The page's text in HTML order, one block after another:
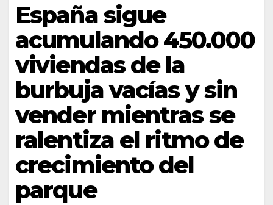
España sigue
acumulando 450.000
viviendas de la
burbuja vacías y sin
vender mientras se
ralentiza el ritmo de
crecimiento del
parque